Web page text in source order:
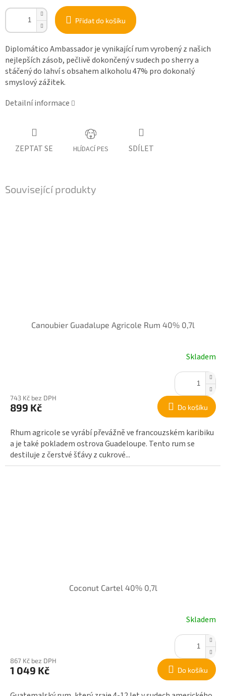
Přidat do košíku
Diplomático Ambassador je vynikající rum vyrobený z našich
nejlepších zásob, pečlivě dokončený v sudech po sherry a
stáčený do lahví s obsahem alkoholu 47% pro dokonalý
smyslový zážitek.
Detailní informace
ZEPTAT SE HLÍDACÍ PES SDÍLET
Související produkty
Canoubier Guadalupe Agricole Rum 40% 0,7l
Skladem
743 Kč bez DPH
899 Kč Do košíku
Rhum agricole se vyrábí převážně ve francouzském karibiku
a je také pokladem ostrova Guadeloupe. Tento rum se
destiluje z čerstvé šťávy z cukrové...
Coconut Cartel 40% 0,7l
Skladem
867 Kč bez DPH
1 049 Kč Do košíku